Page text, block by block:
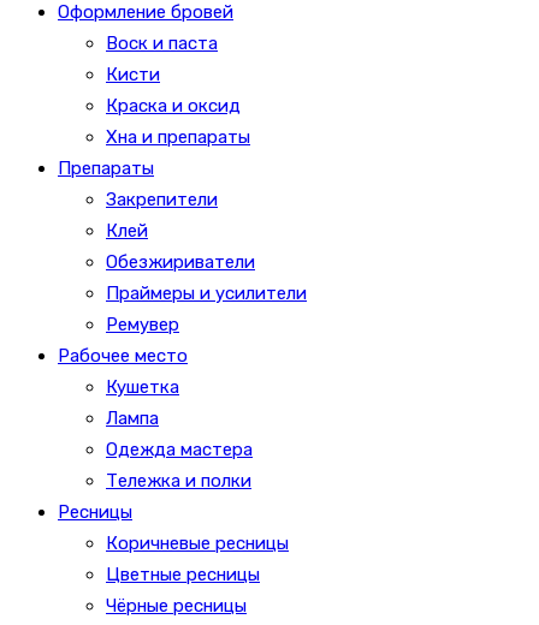
Оформление бровей
Воск и паста
Кисти
Краска и оксид
Хна и препараты
Препараты
Закрепители
Клей
Обезжириватели
Праймеры и усилители
Ремувер
Рабочее место
Кушетка
Лампа
Одежда мастера
Тележка и полки
Ресницы
Коричневые ресницы
Цветные ресницы
Чёрные ресницы